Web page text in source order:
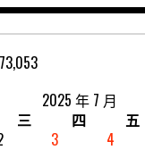
2025 年 7 月
三 四 五
3 4